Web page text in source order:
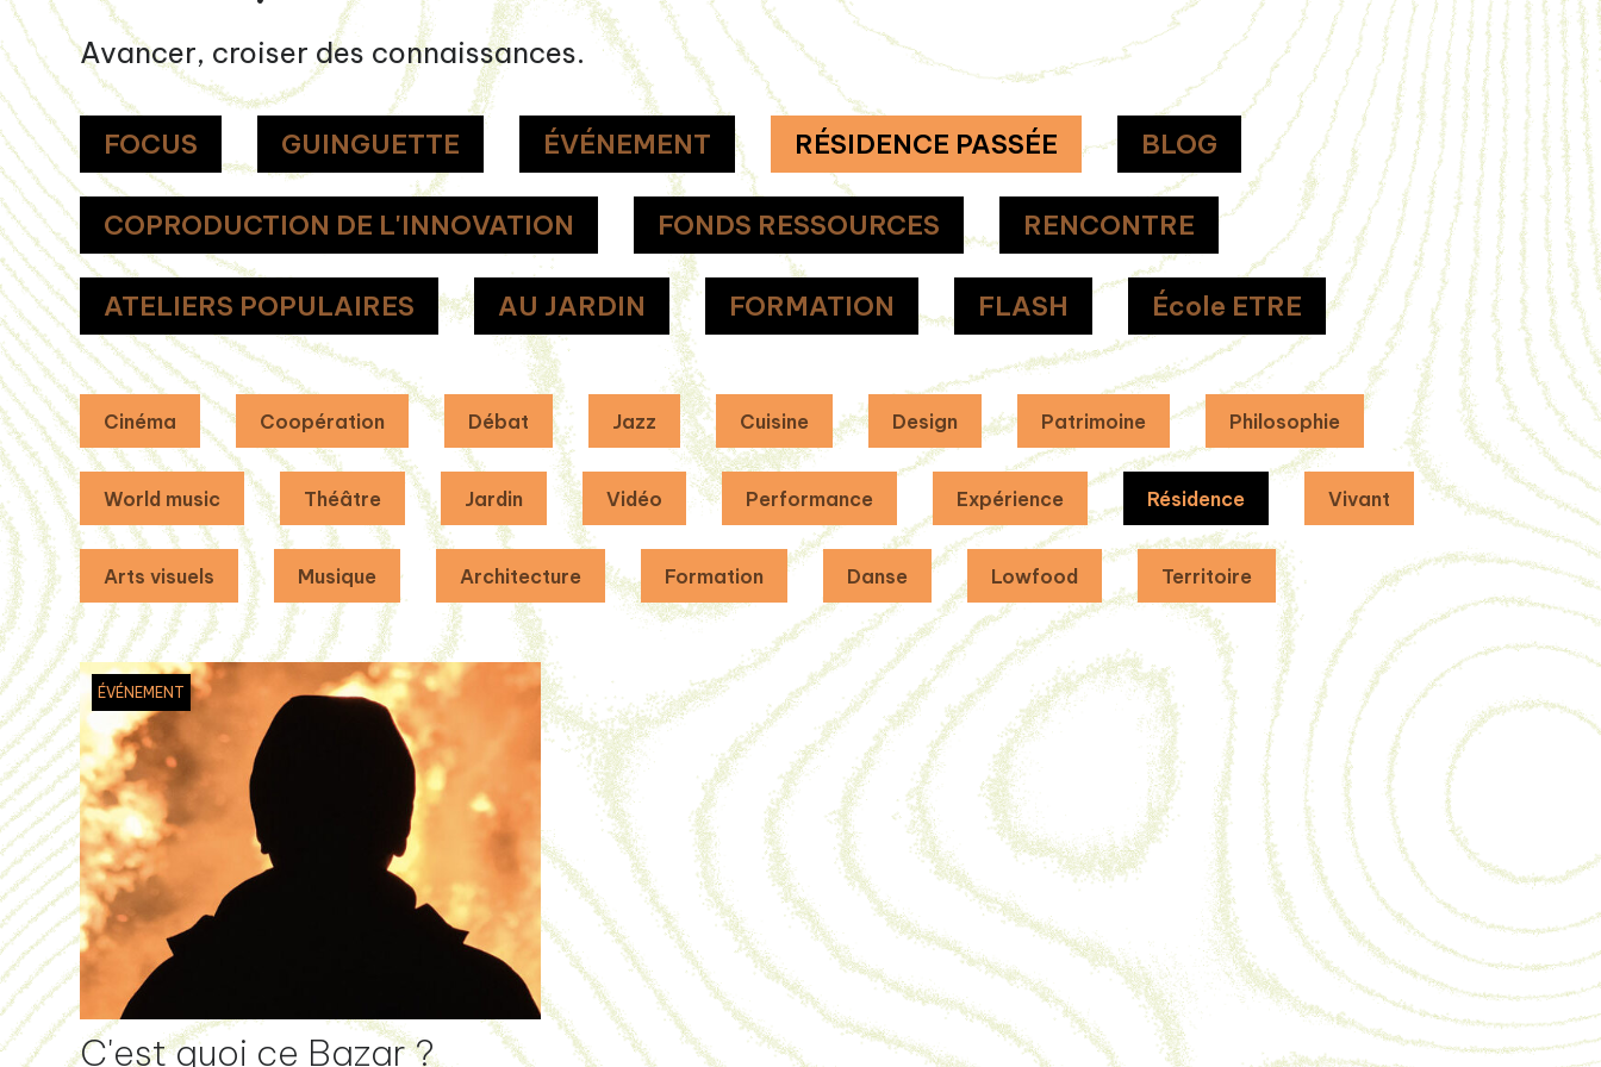
Avancer, croiser des connaissances.
FOCUS GUINGUETTE ÉVÉNEMENT RÉSIDENCE PASSÉE BLOG
COPRODUCTION DE L'INNOVATION FONDS RESSOURCES RENCONTRE
ATELIERS POPULAIRES AU JARDIN FORMATION FLASH École ETRE
Cinéma Coopération Débat Jazz Cuisine Design Patrimoine Philosophie
World music Théâtre Jardin Vidéo Performance Expérience Résidence Vivant
Arts visuels Musique Architecture Formation Danse Lowfood Territoire
ÉVÉNEMENT
C'est quoi ce Bazar ?